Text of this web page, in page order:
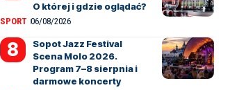
O której i gdzie oglądać?
SPORT 06/08/2026
Sopot Jazz Festival
Scena Molo 2026.
Program 7–8 sierpnia i
darmowe koncerty